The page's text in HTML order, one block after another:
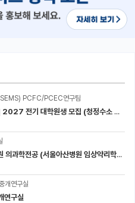
PCFC/PCEC연구팀
[KIST 수소에너지소재연구단 SSEMS] 2027 전기 대학원생 모집 (청정수소 생산/활용을 위한 프로톤 세라믹 전지)
2027학년도 전기 울산대학교 일반대학원 의과학전공 (서울아산병원 임상약리학과 약동약력학 연구실) 대학원생 모집공고
개연구실
연구실